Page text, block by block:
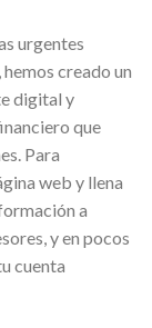
urgentes
creado un
digital y
que
Para
web y llena
a
y en pocos
cuenta